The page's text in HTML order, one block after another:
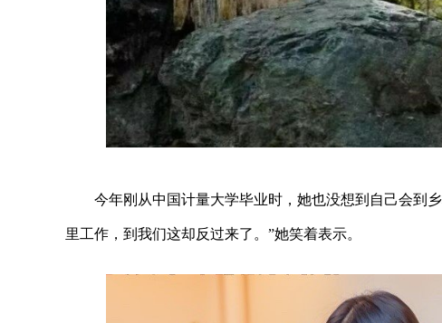
今年刚从中国计量大学毕业时，她也没想到自己会到
里工作，到我们这却反过来了。”她笑着表示。